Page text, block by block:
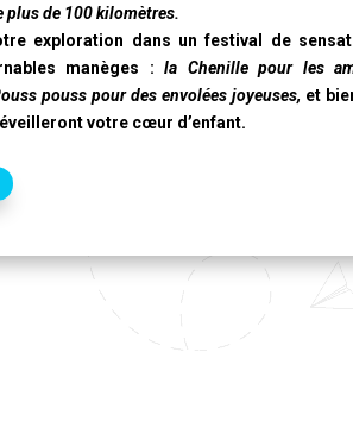
plus de 100 kilomètres.
exploration dans un festival de
manèges :la Chenille pour les
pouss pour des envolées joyeuses, et
votre cœur d’enfant.